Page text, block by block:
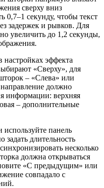
сверху вниз
0,7–1 секунду, чтобы текст
задержек и рывков. Для
увеличить до 1,2 секунды,
настройках эффекта
«Сверху», для
– «Слева» или
должно
информации: верхняя
– дополнительные
используйте панель
длительность
несколько
должна открываться
«С предыдущим» или
совпадало с